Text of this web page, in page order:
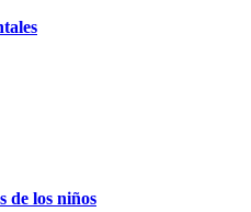
de los niños